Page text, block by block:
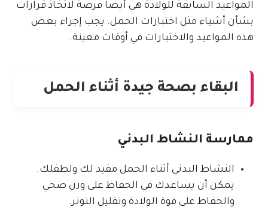
المواعيد السابقة للولادة هي أيضًا فرصة لاتخاذ قرارات
بشأن أشياء مثل اختبارات الحمل. يجب إجراء بعض
هذه المواعيد والاختبارات في أوقات معينة.
البقاء بصحة جيدة أثناء الحمل
ممارسة النشاط البدني
النشاط البدني أثناء الحمل مفيد لك ولطفلك.
يمكن أن يساعدك في الحفاظ على وزن صحي
والحفاظ على قوة الولادة وتقليل التوتر.